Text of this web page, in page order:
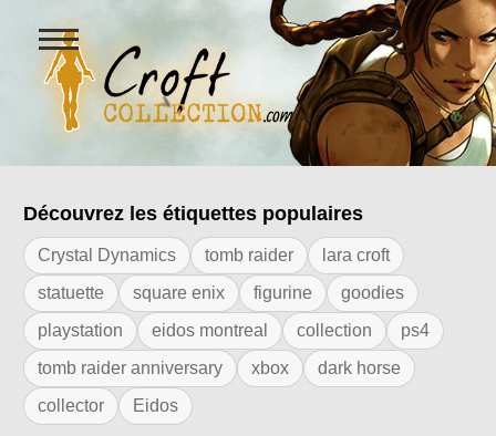
Figurines Lara Croft et
Ouvrir
le
menu
Résultats de l'étiquette "angel of
Découvrez les étiquettes populaires
Crystal Dynamics tomb raider
lara croft
statuette
square enix figurine
goodies
playstation
eidos montreal collection
ps4
tomb raider anniversary
xbox
dark horse
collector
Eidos